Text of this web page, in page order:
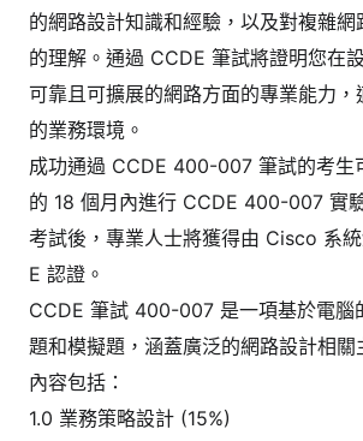
的網路設計知識和經驗，以及對複雜
的理解。通過 CCDE 筆試將證明您在
可靠且可擴展的網路方面的專業能力
的業務環境。
成功通過 CCDE 400-007 筆試的考生
的 18 個月內進行 CCDE 400-007 實
考試後，專業人士將獲得由 Cisco 系
E 認證。
CCDE 筆試 400-007 是一項基於電腦
題和模擬題，涵蓋廣泛的網路設計相
內容包括：
1.0 業務策略設計 (15%)